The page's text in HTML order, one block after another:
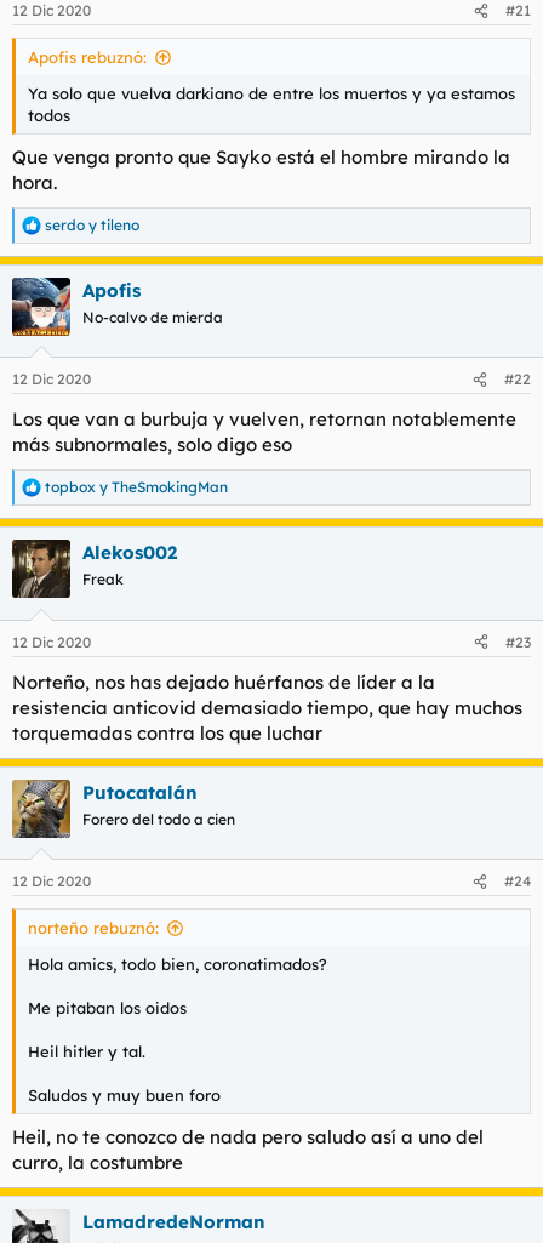
e
s
12 Dic 2020 #21
Apofis rebuznó:
Ya solo que vuelva darkiano de entre los muertos y ya estamos
todos
Que venga pronto que Sayko está el hombre mirando la
hora.
R
e
a
c
c
i
e
:
serdo y tileno
Apofis
No-calvo de mierda
12 Dic 2020 #22
Los que van a burbuja y vuelven, retornan notablemente
más subnormales, solo digo eso
R
e
c
c
i
e
:
topbox y TheSmokingMan
Alekos002
Freak
12 Dic 2020 #23
Norteño, nos has dejado huérfanos de líder a la
resistencia anticovid demasiado tiempo, que hay muchos
torquemadas contra los que luchar
Putocatalán
Forero del todo a cien
12 Dic 2020 #24
norteño rebuznó:
Hola amics, todo bien, coronatimados?
Me pitaban los oidos
Heil hitler y tal.
Saludos y muy buen foro
Heil, no te conozco de nada pero saludo así a uno del
curro, la costumbre
LamadredeNorman